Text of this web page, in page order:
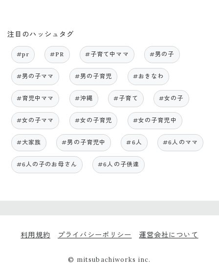
注目のハッシュタグ
#pr #PR #子育て中ママ #男の子
#男の子ママ #男の子育児 #おきなわ
#育児中ママ #沖縄 #子育て #女の子
#女の子ママ #女の子育児 #女の子育児中
#大家族 #男の子育児中 #6人 #6人のママ
#6人の子のお母さん #6人の子供達
利用規約 プライバシーポリシー 運営会社について
© mitsubachiworks inc.